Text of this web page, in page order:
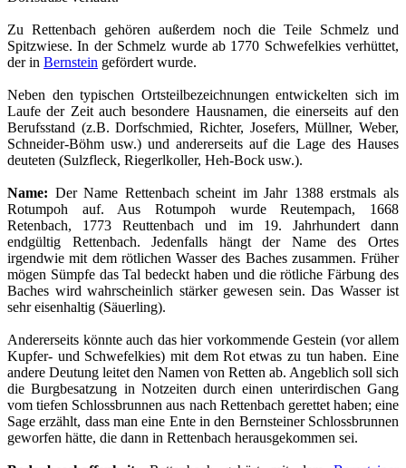
Zu Rettenbach gehören außerdem noch die Teile Schmelz und
Spitzwiese. In der Schmelz wurde ab 1770 Schwefelkies verhüttet,
der in Bernstein gefördert wurde.
Neben den typischen Ortsteilbezeichnungen entwickelten sich im
Laufe der Zeit auch besondere Hausnamen, die einerseits auf den
Berufsstand (z.B. Dorfschmied, Richter, Josefers, Müllner, Weber,
Schneider-Böhm usw.) und andererseits auf die Lage des Hauses
deuteten (Sulzfleck, Riegerlkoller, Heh-Bock usw.).
Name: Der Name Rettenbach scheint im Jahr 1388 erstmals als
Rotumpoh auf. Aus Rotumpoh wurde Reutempach, 1668
Retenbach, 1773 Reuttenbach und im 19. Jahrhundert dann
endgültig Rettenbach. Jedenfalls hängt der Name des Ortes
irgendwie mit dem rötlichen Wasser des Baches zusammen. Früher
mögen Sümpfe das Tal bedeckt haben und die rötliche Färbung des
Baches wird wahrscheinlich stärker gewesen sein. Das Wasser ist
sehr eisenhaltig (Säuerling).
Andererseits könnte auch das hier vorkommende Gestein (vor allem
Kupfer- und Schwefelkies) mit dem Rot etwas zu tun haben. Eine
andere Deutung leitet den Namen von Retten ab. Angeblich soll sich
die Burgbesatzung in Notzeiten durch einen unterirdischen Gang
vom tiefen Schlossbrunnen aus nach Rettenbach gerettet haben; eine
Sage erzählt, dass man eine Ente in den Bernsteiner Schlossbrunnen
geworfen hätte, die dann in Rettenbach herausgekommen sei.